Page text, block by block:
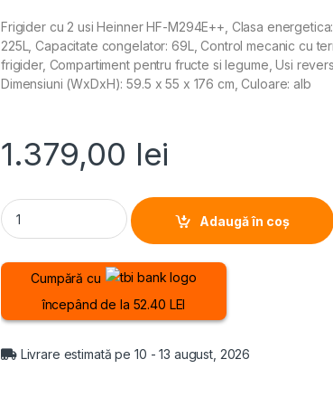
Frigider cu 2 usi Heinner HF-M294E++, Clasa
225L, Capacitate congelator: 69L, Control mecanic cu
frigider, Compartiment pentru fructe si legume, Usi
Dimensiuni (WxDxH): 59.5 x 55 x 176 cm, Culoare: alb
1.379,00 lei
FRIGIDER CU DOUA USI HEINNER HF-M294E++,
Adaugă în coș
Cumpără cu
începând de la 52.40 LEI
Livrare estimată pe 10 - 13 august, 2026